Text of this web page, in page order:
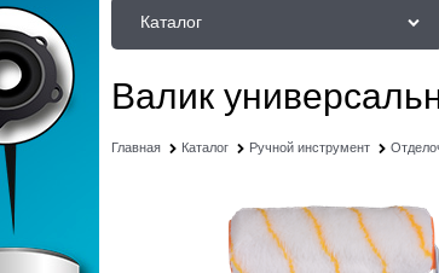
Каталог
Валик
Главная Каталог Ручной инструмент